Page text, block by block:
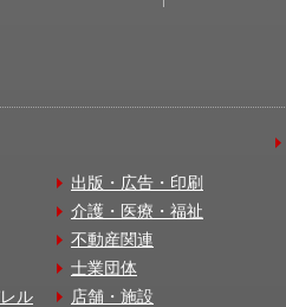
ル
出版・広告・印刷
介護・医療・福祉
不動産関連
士業団体
店舗・施設